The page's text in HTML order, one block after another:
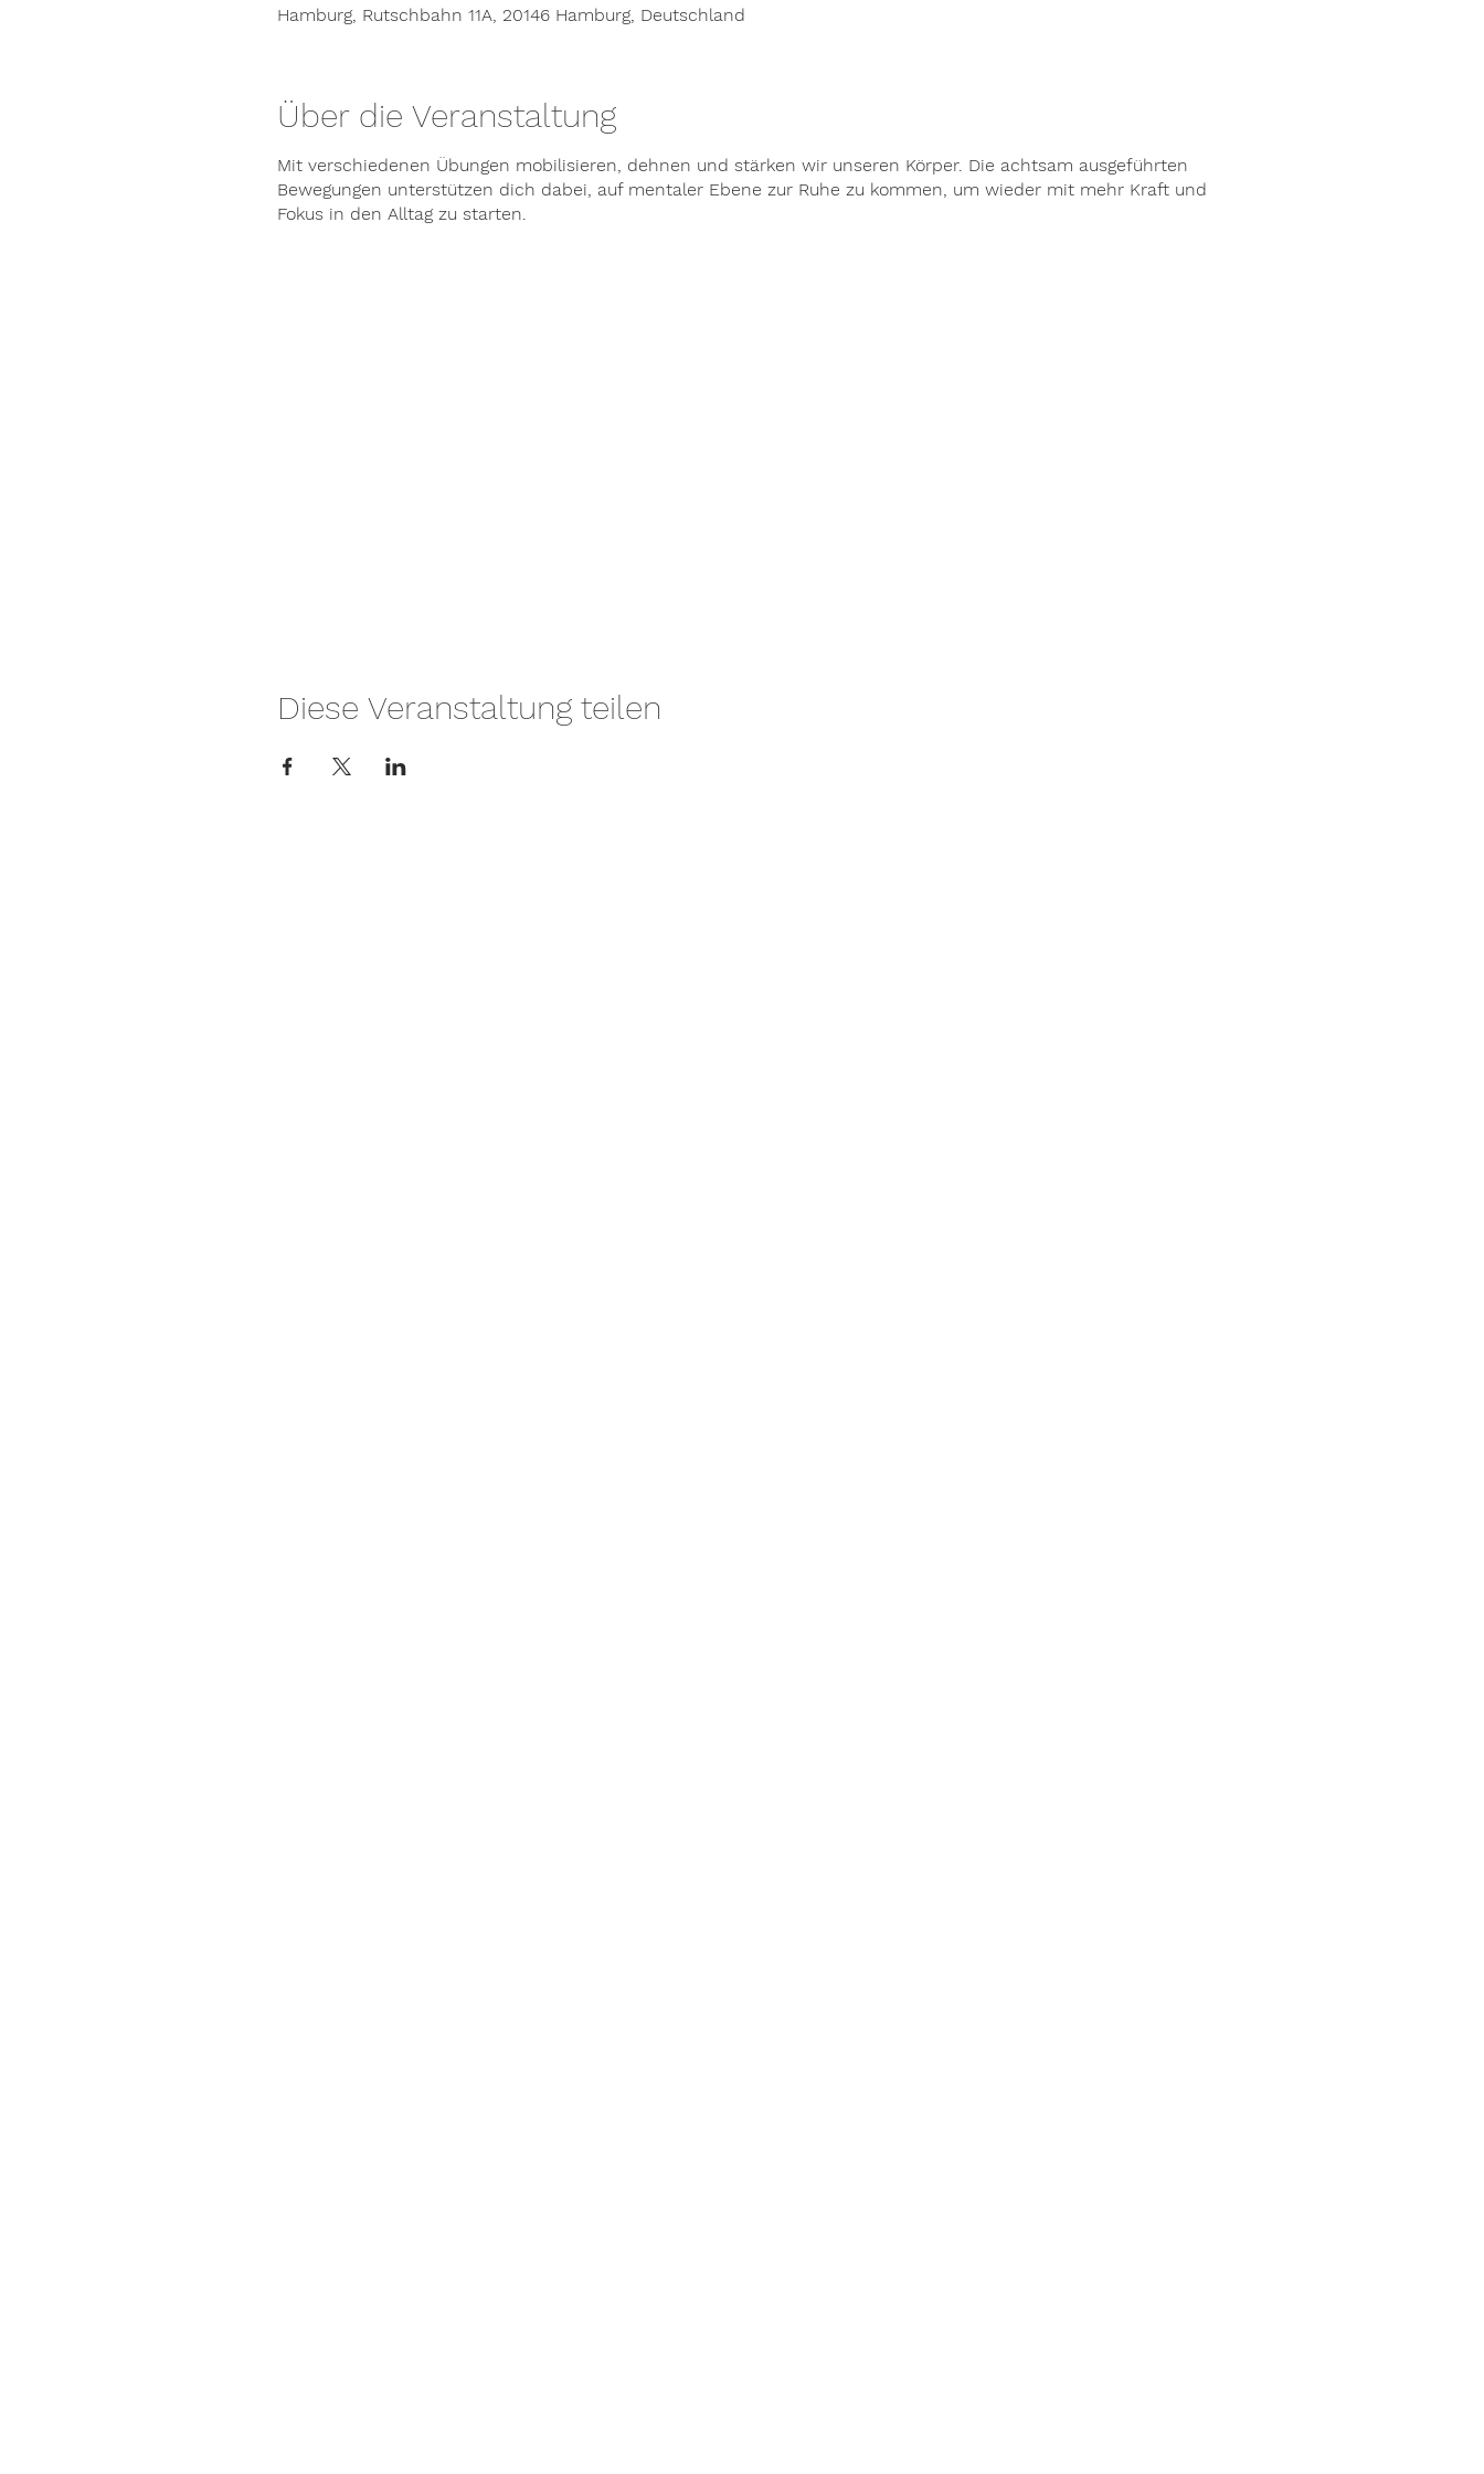
Hamburg, Rutschbahn 11A, 20146 Hamburg, Deutschland
Über die Veranstaltung
Mit verschiedenen Übungen mobilisieren, dehnen und stärken wir unseren Körper. Die achtsam ausgeführten
Bewegungen unterstützen dich dabei, auf mentaler Ebene zur Ruhe zu kommen, um wieder mit mehr Kraft und
Fokus in den Alltag zu starten.
Diese Veranstaltung teilen